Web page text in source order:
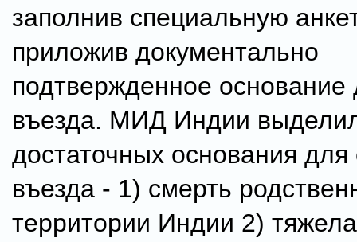
заполнив специальную
приложив документально
подтвержденное основание
въезда. МИД Индии
достаточных основания для
въезда - 1) смерть
территории Индии 2)